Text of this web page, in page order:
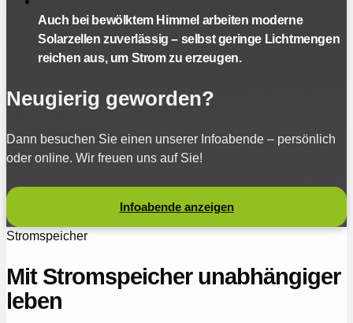
Auch bei bewölktem Himmel arbeiten moderne
Solarzellen zuverlässig – selbst geringe Lichtmengen
reichen aus, um Strom zu erzeugen.
Neugierig geworden?
Dann besuchen Sie einen unserer Infoabende – persönlich
oder online. Wir freuen uns auf Sie!
Infoabende anzeigen
Stromspeicher
Mit Stromspeicher unabhängiger
leben